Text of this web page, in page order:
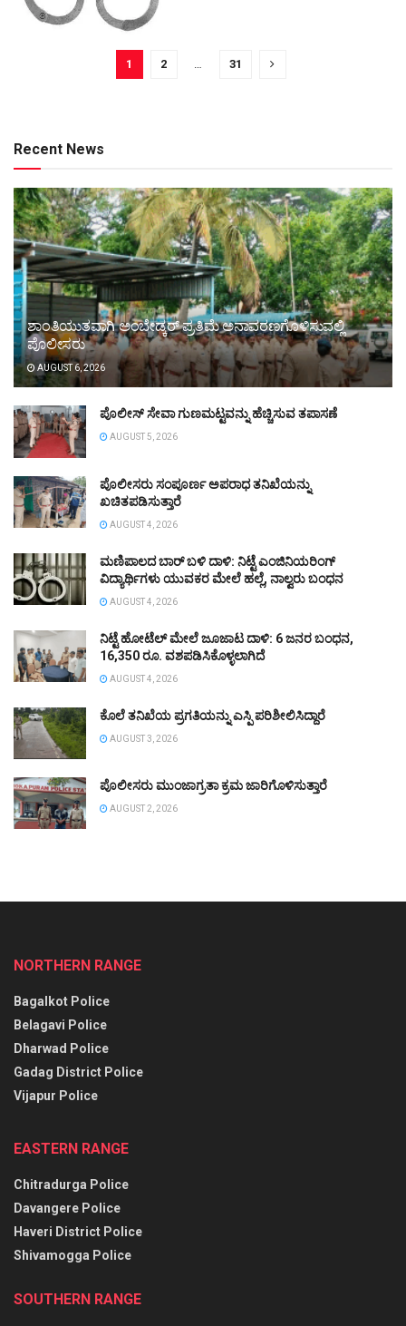
1 2 … 31
Recent News
ಶಾಂತಿಯುತವಾಗಿ ಅಂಬೇಡ್ಕರ್ ಪ್ರತಿಮೆ ಅನಾವರಣಗೊಳಿಸುವಲ್ಲಿ
ಪೊಲೀಸರು
AUGUST 6, 2026
ಪೊಲೀಸ್ ಸೇವಾ ಗುಣಮಟ್ಟವನ್ನು ಹೆಚ್ಚಿಸುವ ತಪಾಸಣೆ
AUGUST 5, 2026
ಪೊಲೀಸರು ಸಂಪೂರ್ಣ ಅಪರಾಧ ತನಿಖೆಯನ್ನು
ಖಚಿತಪಡಿಸುತ್ತಾರೆ
AUGUST 4, 2026
ಮಣಿಪಾಲದ ಬಾರ್ ಬಳಿ ದಾಳಿ: ನಿಟ್ಟೆ ಎಂಜಿನಿಯರಿಂಗ್
ವಿದ್ಯಾರ್ಥಿಗಳು ಯುವಕರ ಮೇಲೆ ಹಲ್ಲೆ, ನಾಲ್ವರು ಬಂಧನ
AUGUST 4, 2026
ನಿಟ್ಟೆ ಹೋಟೆಲ್ ಮೇಲೆ ಜೂಜಾಟ ದಾಳಿ: 6 ಜನರ ಬಂಧನ,
16,350 ರೂ. ವಶಪಡಿಸಿಕೊಳ್ಳಲಾಗಿದೆ
AUGUST 4, 2026
ಕೊಲೆ ತನಿಖೆಯ ಪ್ರಗತಿಯನ್ನು ಎಸ್ಪಿ ಪರಿಶೀಲಿಸಿದ್ದಾರೆ
AUGUST 3, 2026
ಪೊಲೀಸರು ಮುಂಜಾಗ್ರತಾ ಕ್ರಮ ಜಾರಿಗೊಳಿಸುತ್ತಾರೆ
AUGUST 2, 2026
NORTHERN RANGE
Bagalkot Police
Belagavi Police
Dharwad Police
Gadag District Police
Vijapur Police
EASTERN RANGE
Chitradurga Police
Davangere Police
Haveri District Police
Shivamogga Police
SOUTHERN RANGE